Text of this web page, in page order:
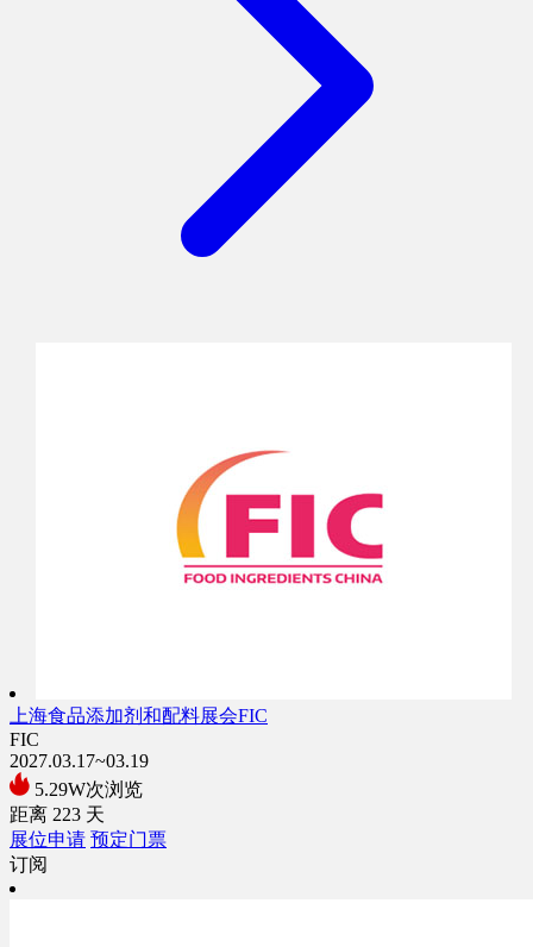
上海食品添加剂和配料展会FIC
FIC
2027.03.17~03.19
5.29W次浏览
距离 223 天
展位申请 预定门票
订阅